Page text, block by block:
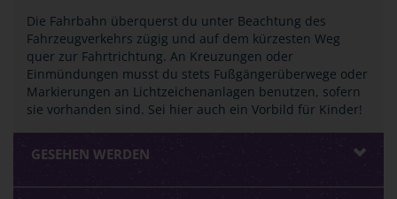
Die Fahrbahn überquerst du unter Beachtung des
Fahrzeugverkehrs zügig und auf dem kürzesten Weg
quer zur Fahrtrichtung. An Kreuzungen oder
Einmündungen musst du stets Fußgängerüberwege oder
Markierungen an Lichtzeichenanlagen benutzen, sofern
sie vorhanden sind. Sei hier auch ein Vorbild für Kinder!
GESEHEN WERDEN